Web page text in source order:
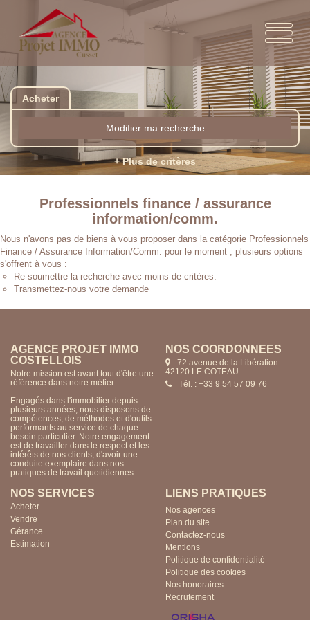
Acheter
Modifier ma recherche
+ Plus de critères
Professionnels finance / assurance
information/comm.
Nous n'avons pas de biens à vous proposer dans la catégorie Professionnels
Finance / Assurance Information/Comm. pour le moment , plusieurs options
s'offrent à vous :
Re-soumettre la recherche avec moins de critères.
Transmettez-nous votre demande
AGENCE PROJET IMMO
COSTELLOIS
Notre mission est avant tout d'être une
référence dans notre métier...
Engagés dans l'immobilier depuis
plusieurs années, nous disposons de
compétences, de méthodes et d'outils
performants au service de chaque
besoin particulier. Notre engagement
est de travailler dans le respect et les
intérêts de nos clients, d'avoir une
conduite exemplaire dans nos
pratiques de travail quotidiennes.
NOS COORDONNÉES
72 avenue de la Libération
42120 LE COTEAU
Tél. : +33 9 54 57 09 76
NOS SERVICES
Acheter
Vendre
Gérance
Estimation
LIENS PRATIQUES
Nos agences
Plan du site
Contactez-nous
Mentions
Politique de confidentialité
Politique des cookies
Nos honoraires
Recrutement